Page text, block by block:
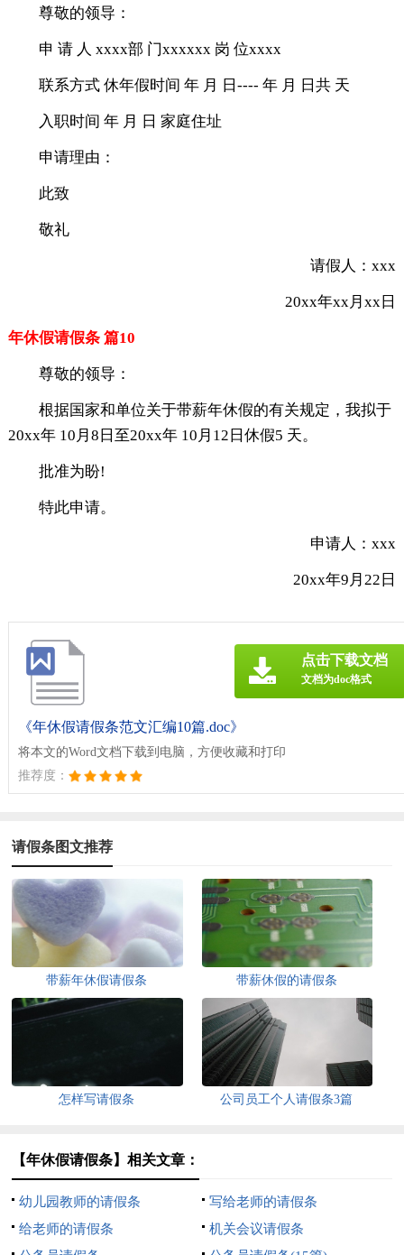
尊敬的领导：
申 请 人 xxxx部 门xxxxxx 岗 位xxxx
联系方式 休年假时间 年 月 日---- 年 月 日共 天
入职时间 年 月 日 家庭住址
申请理由：
此致
敬礼
请假人：xxx
20xx年xx月xx日
年休假请假条 篇10
尊敬的领导：
根据国家和单位关于带薪年休假的有关规定，我拟于
20xx年 10月8日至20xx年 10月12日休假5 天。
批准为盼!
特此申请。
申请人：xxx
20xx年9月22日
《年休假请假条范文汇编10篇.doc》
将本文的Word文档下载到电脑，方便收藏和打印
推荐度：
点击下载文档
文档为doc格式
请假条图文推荐
带薪年休假请假条 带薪休假的请假条
怎样写请假条 公司员工个人请假条3篇
【年休假请假条】相关文章：
幼儿园教师的请假条
写给老师的请假条
给老师的请假条
机关会议请假条